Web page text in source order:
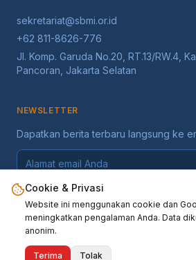
sekretariat@sbmi.or.id
+62 811-8626-776
Jl. Komp. Garuda No.20, RT.13/RW.4,
Pancoran, Jakarta Selatan
NEWSLETTER
Dapatkan berita terbaru langsung ke
©2026
Cookie & Privasi
Website ini menggunakan cookie dan
meningkatkan pengalaman Anda. Data
anonim.
Terima Tolak